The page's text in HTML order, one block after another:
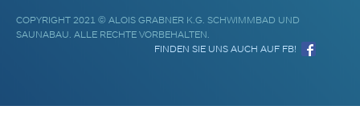
COPYRIGHT 2021 © ALOIS GRABNER K.G. SCHWIMMBAD UND
SAUNABAU. ALLE RECHTE VORBEHALTEN.
FINDEN SIE UNS AUCH AUF FB!